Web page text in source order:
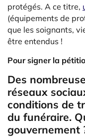
protégés. A ce titre,
(équipements de
que les soignants,
être entendus !
Pour signer la
Des
réseaux
conditions de
du funéraire.
gouvernement